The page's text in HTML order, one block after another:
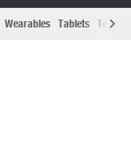
Wearables Tablets